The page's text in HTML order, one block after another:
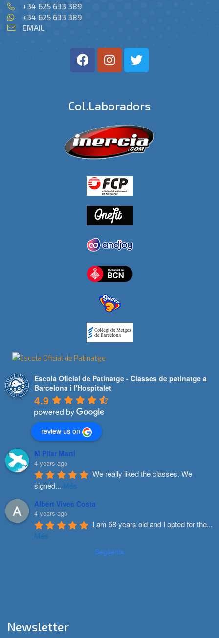
+34 625 633 389
+34 625 633 389
EMAIL
Col.laboradors
Escola Oficial de Patinatge - Classes de patinatge a
Barcelona i l'Hospitalet
4.9
review us on
M Pilar Marti
4 years ago
We really liked the classes. We
signed... Més
Albert Vives Costa
4 years ago
I am 58 years old and I opted for the...
Més
Següents
Newsletter